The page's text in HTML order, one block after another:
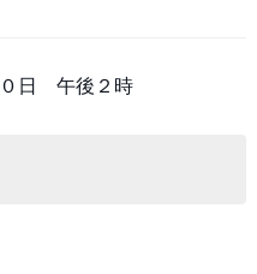
日 午後２時